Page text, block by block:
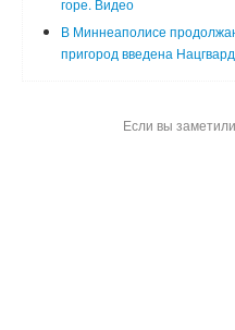
горе. Видео
В Миннеаполисе
пригород введена
Если вы